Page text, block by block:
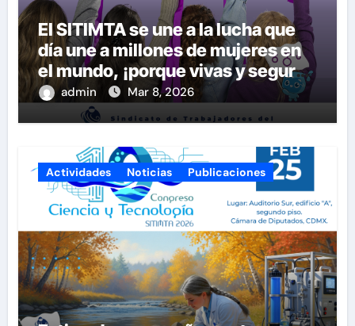
El SITIMTA se une a la lucha que
día une a millones de mujeres en
el mundo, ¡porque vivas y seguras
nos queremos!
admin Mar 8, 2026
Actividades Noticias Publicaciones